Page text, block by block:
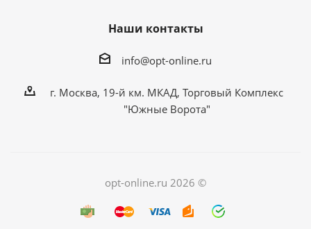
Наши контакты
info@opt-online.ru
г. Москва, 19-й км. МКАД, Торговый Комплекс
"Южные Ворота"
opt-online.ru 2026 ©